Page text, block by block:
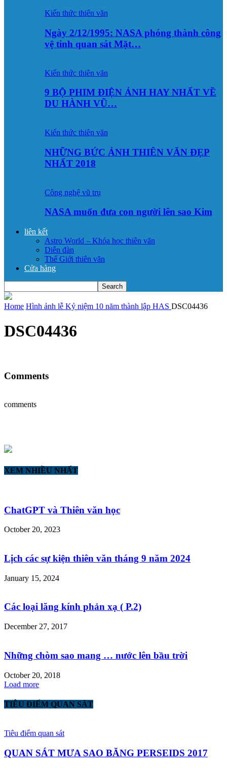
Kiến thức thiên văn
Ngày 2/12/1995: NASA phóng thành công
vệ tinh quan sát Mặt…
Kiến thức thiên văn
9 BỘ PHIM ĐIỆN ẢNH HAY NHẤT VỀ
DU HÀNH VŨ…
Kiến thức thiên văn
NHỮNG BỨC ẢNH THIÊN VĂN ĐẸP
NHẤT 2018
Công nghệ vũ trụ
NASA muốn đưa con người lên sao Kim
liên kết
Astro World – Khóa học thiên văn
Diễn đàn
Thế Giới thiên văn
Cửa hàng
Home Hình ảnh lễ Kỷ niệm 10 năm thành lập HAS DSC04436
DSC04436
Comments
comments
XEM NHIỀU NHẤT
ChatGPT và Thiên văn học
October 20, 2023
Lịch các sự kiện thiên văn tháng 9 năm 2024
January 15, 2024
Các loại lăng kính phản xạ ( P.2)
December 27, 2017
Những chòm sao mang … nước lên bầu trời
October 20, 2018
Load more
TIÊU ĐIỂM QUAN SÁT
Tiêu điểm quan sát
QUAN SÁT MƯA SAO BĂNG PERSEIDS 2017